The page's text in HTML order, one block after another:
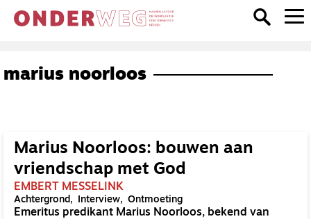
marius noorloos
Marius Noorloos: bouwen aan
vriendschap met God
EMBERT MESSELINK
Achtergrond Interview Ontmoeting
Emeritus predikant Marius Noorloos, bekend van